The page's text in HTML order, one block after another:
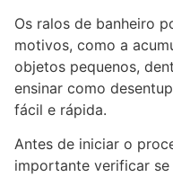
Os ralos de banheiro
motivos, como a
objetos pequenos,
ensinar como
fácil e rápida.
Antes de iniciar o
importante verificar